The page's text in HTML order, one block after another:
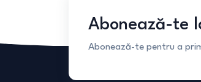
Abonează-te
Abonează-te pentru a